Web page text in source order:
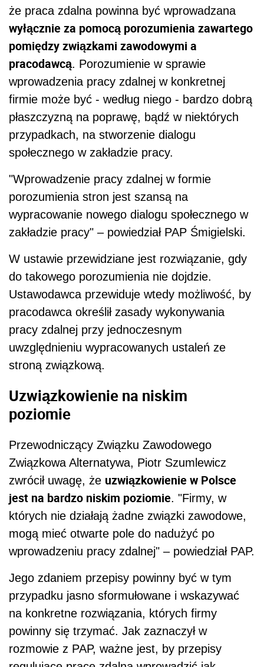
że praca zdalna powinna być wprowadzana
wyłącznie za pomocą porozumienia zawartego
pomiędzy związkami zawodowymi a
pracodawcą. Porozumienie w sprawie
wprowadzenia pracy zdalnej w konkretnej
firmie może być - według niego - bardzo dobrą
płaszczyzną na poprawę, bądź w niektórych
przypadkach, na stworzenie dialogu
społecznego w zakładzie pracy.
"Wprowadzenie pracy zdalnej w formie
porozumienia stron jest szansą na
wypracowanie nowego dialogu społecznego w
zakładzie pracy" – powiedział PAP Śmigielski.
W ustawie przewidziane jest rozwiązanie, gdy
do takowego porozumienia nie dojdzie.
Ustawodawca przewiduje wtedy możliwość, by
pracodawca określił zasady wykonywania
pracy zdalnej przy jednoczesnym
uwzględnieniu wypracowanych ustaleń ze
stroną związkową.
Uzwiązkowienie na niskim
poziomie
Przewodniczący Związku Zawodowego
Związkowa Alternatywa, Piotr Szumlewicz
zwrócił uwagę, że uzwiązkowienie w Polsce
jest na bardzo niskim poziomie. "Firmy, w
których nie działają żadne związki zawodowe,
mogą mieć otwarte pole do nadużyć po
wprowadzeniu pracy zdalnej" – powiedział PAP.
Jego zdaniem przepisy powinny być w tym
przypadku jasno sformułowane i wskazywać
na konkretne rozwiązania, których firmy
powinny się trzymać. Jak zaznaczył w
rozmowie z PAP, ważne jest, by przepisy